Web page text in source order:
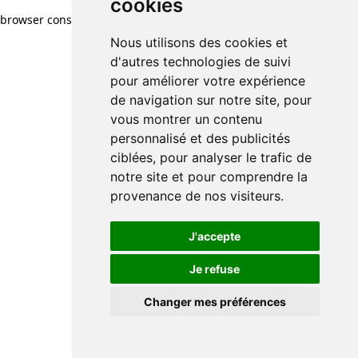
cookies
Nous utilisons des cookies et
d'autres technologies de suivi
pour améliorer votre expérience
de navigation sur notre site, pour
vous montrer un contenu
personnalisé et des publicités
ciblées, pour analyser le trafic de
notre site et pour comprendre la
provenance de nos visiteurs.
J'accepte
Je refuse
Changer mes préférences
browser console for more information)